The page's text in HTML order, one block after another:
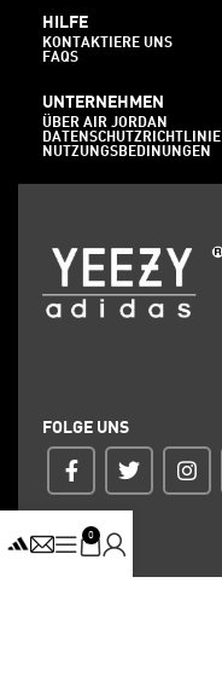
HILFE
KONTAKTIERE UNS
FAQS
UNTERNEHMEN
ÜBER AIR JORDAN
DATENSCHUTZRICHTLINIE
NUTZUNGSBEDINUNGEN
FOLGE UNS
0